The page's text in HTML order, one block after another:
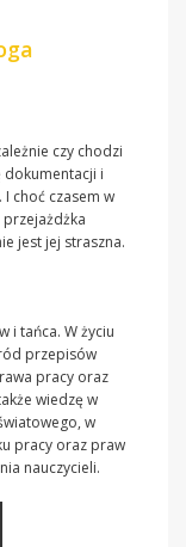
czy chodzi
dokumentacji i
choć czasem w
jest jej straszna.
i tańca. W życiu
przepisów
pracy oraz
wiedzę w
w
pracy oraz praw
nauczycieli.